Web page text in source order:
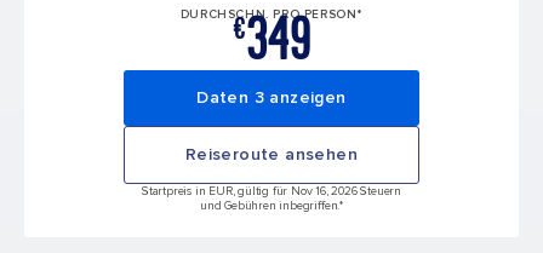
DURCHSCHN. PRO PERSON*
€349
Daten 3 anzeigen
Reiseroute ansehen
Startpreis in EUR, gültig für Nov 16, 2026 Steuern
und Gebühren inbegriffen.*